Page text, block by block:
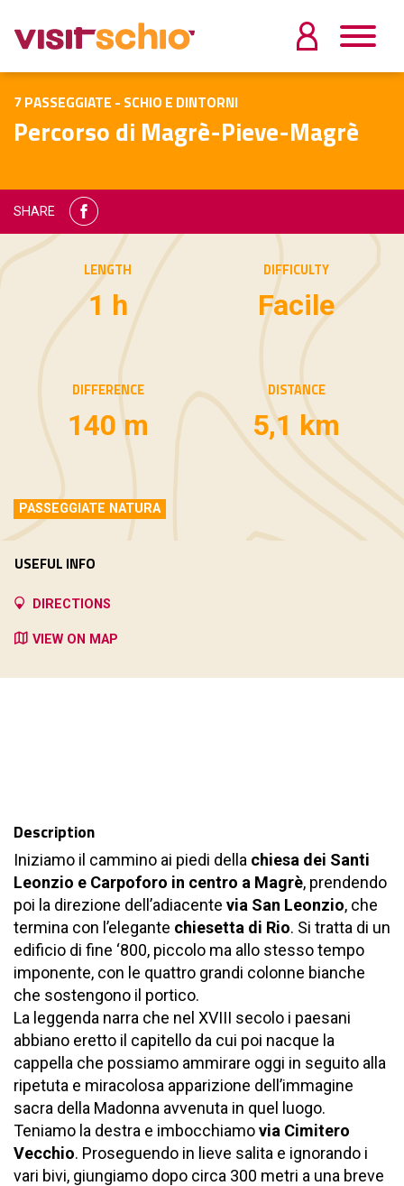
7 PASSEGGIATE - SCHIO E DINTORNI
Percorso di Magrè-Pieve-Magrè
SHARE
LENGTH
1 h
DIFFICULTY
Facile
DIFFERENCE
140 m
DISTANCE
5,1 km
PASSEGGIATE NATURA
Description
Iniziamo il cammino ai piedi della chiesa dei Santi
Leonzio e Carpoforo in centro a Magrè, prendendo
poi la direzione dell’adiacente via San Leonzio, che
termina con l’elegante chiesetta di Rio. Si tratta di un
edificio di fine ‘800, piccolo ma allo stesso tempo
imponente, con le quattro grandi colonne bianche
che sostengono il portico.
La leggenda narra che nel XVIII secolo i paesani
abbiano eretto il capitello da cui poi nacque la
cappella che possiamo ammirare oggi in seguito alla
ripetuta e miracolosa apparizione dell’immagine
sacra della Madonna avvenuta in quel luogo.
Teniamo la destra e imbocchiamovia Cimitero
Vecchio. Proseguendo in lieve salita e ignorando i
vari bivi, giungiamo dopo circa 300 metri a una breve
USEFUL INFO
DIRECTIONS
VIEW ON MAP